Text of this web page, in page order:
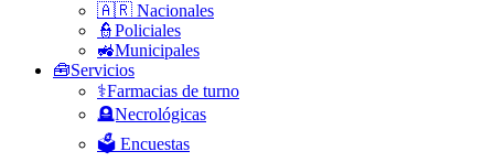
🇦🇷 Nacionales
👮Policiales
🚜Municipales
🧰Servicios
⚕️Farmacias de turno
🪦Necrológicas
🗳️ Encuestas